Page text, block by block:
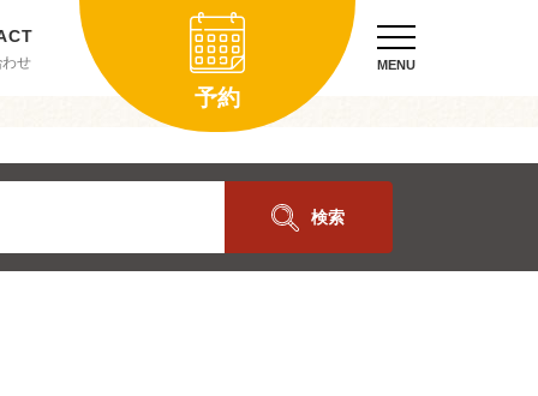
せ
予約
MENU
検索